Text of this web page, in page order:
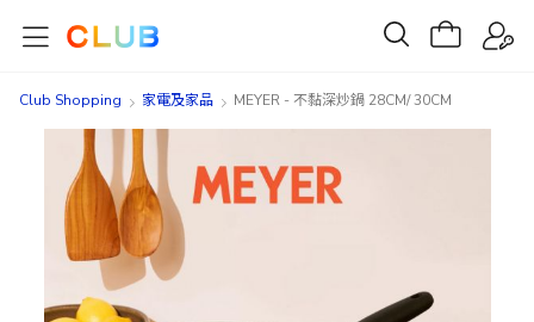
Club Shopping 家電及家品 MEYER - 不黏深炒鍋 28CM/ 30CM
gallery
beginning
gallery